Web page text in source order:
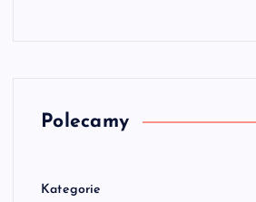
Polecamy
Kategorie